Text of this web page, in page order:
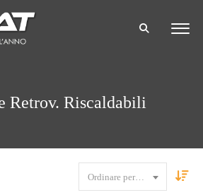
Retrov. Riscaldabili
Ordinare per data